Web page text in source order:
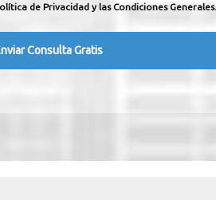
de Privacidad y las Condiciones Generales.